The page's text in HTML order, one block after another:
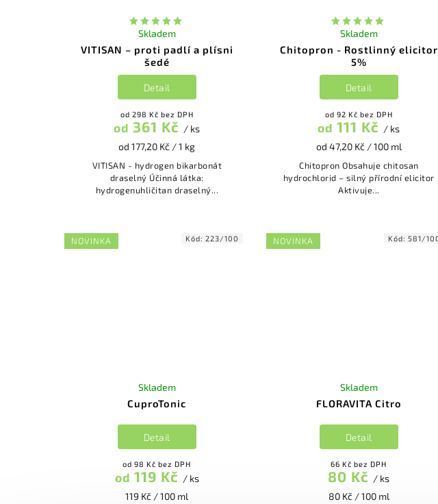
VITISAN – proti padlí a plísni
šedé
Skladem
od 298 Kč bez DPH
od 361 Kč / ks
od 177,20 Kč / 1 kg
Detail
VITISAN - hydrogen bikarbonát
draselný Účinná látka:
hydrogenuhličitan draselný...
Chitopron - Rostlinný elicitor
5%
Skladem
od 92 Kč bez DPH
od 111 Kč / ks
od 47,20 Kč / 100 ml
Detail
Chitopron Obsahuje chitosan
hydrochlorid – silný přírodní elicitor
Aktivuje...
NOVINKA
CuproTonic
Skladem
od 98 Kč bez DPH
od 119 Kč / ks
119 Kč / 100 ml
Detail
Kód:223/100 NOVINKA
FLORAVITA Citro
Skladem
66 Kč bez DPH
80 Kč / ks
80 Kč / 100 ml
Detail
Kód: 581/